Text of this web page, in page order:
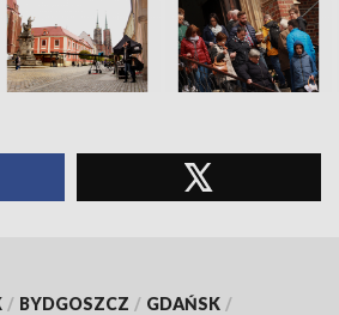
/ BYDGOSZCZ / GDAŃSK /